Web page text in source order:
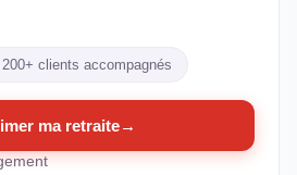
clients accompagnés
ma retraite→